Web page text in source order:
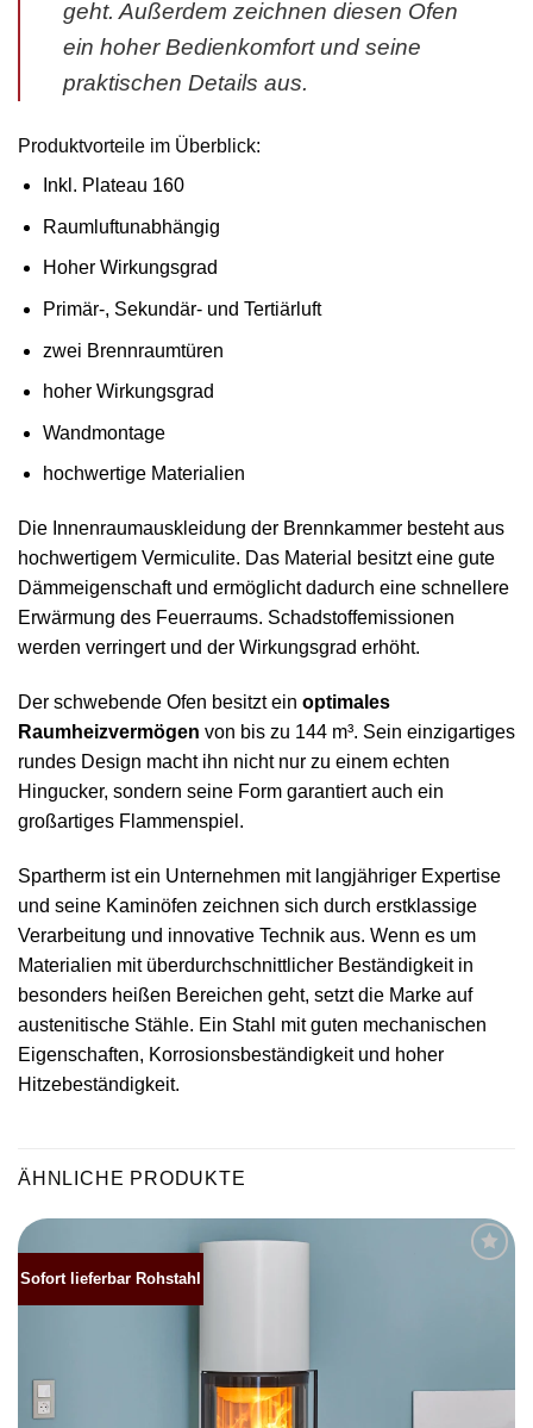
geht. Außerdem zeichnen diesen Ofen
ein hoher Bedienkomfort und seine
praktischen Details aus.
Produktvorteile im Überblick:
Inkl. Plateau 160
Raumluftunabhängig
Hoher Wirkungsgrad
Primär-, Sekundär- und Tertiärluft
zwei Brennraumtüren
hoher Wirkungsgrad
Wandmontage
hochwertige Materialien
Die Innenraumauskleidung der Brennkammer besteht aus
hochwertigem Vermiculite. Das Material besitzt eine gute
Dämmeigenschaft und ermöglicht dadurch eine schnellere
Erwärmung des Feuerraums. Schadstoffemissionen
werden verringert und der Wirkungsgrad erhöht.
Der schwebende Ofen besitzt ein optimales
Raumheizvermögen von bis zu 144 m³. Sein einzigartiges
rundes Design macht ihn nicht nur zu einem echten
Hingucker, sondern seine Form garantiert auch ein
großartiges Flammenspiel.
Spartherm ist ein Unternehmen mit langjähriger Expertise
und seine Kaminöfen zeichnen sich durch erstklassige
Verarbeitung und innovative Technik aus. Wenn es um
Materialien mit überdurchschnittlicher Beständigkeit in
besonders heißen Bereichen geht, setzt die Marke auf
austenitische Stähle. Ein Stahl mit guten mechanischen
Eigenschaften, Korrosionsbeständigkeit und hoher
Hitzebeständigkeit.
ÄHNLICHE PRODUKTE
Sofort lieferbar Rohstahl